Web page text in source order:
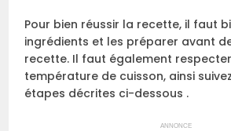
Pour bien réussir la recette, il faut
ingrédients et les préparer avant
recette. Il faut également
température de cuisson, ainsi
étapes décrites ci-dessous .
ANNONCE